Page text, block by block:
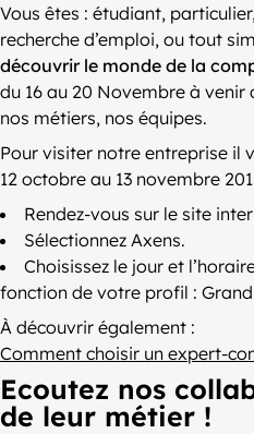
Vous êtes : étudiant,
recherche d’emploi, ou tout
découvrir le monde de la
du 16 au 20 Novembre à
nos métiers, nos équipes.
Pour visiter notre entreprise il
12 octobre au 13 novembre
Rendez-vous sur le site
Sélectionnez Axens.
Choisissez le jour et
fonction de votre profil :
À découvrir également :
Comment choisir un expert-
Ecoutez nos
de leur métier !